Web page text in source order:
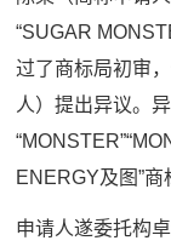
“SUGAR
过了商标局初审
人）提出异议。
ENERGY及图”商
申请人遂委托构